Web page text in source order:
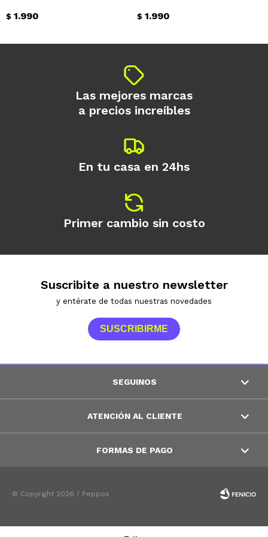
$ 1.990 $ 1.990
Las mejores marcas
a precios increíbles
En tu casa en 24hs
Primer cambio sin costo
Suscribite a nuestro newsletter
y entérate de todas nuestras novedades
SUSCRIBIRME
SEGUINOS
ATENCIÓN AL CLIENTE
FORMAS DE PAGO
© Copyright 2026 / Peppos